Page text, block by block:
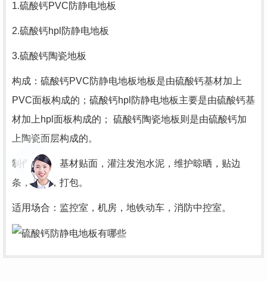
1.硫酸钙PVC防静电地板
2.硫酸钙hpl防静电地板
3.硫酸钙陶瓷地板
构成：硫酸钙PVC防静电地板地板是由硫酸钙基材加上
PVC面板构成的；硫酸钙hpl防静电地板主要是由硫酸钙基
材加上hpl面板构成的； 硫酸钙陶瓷地板则是由硫酸钙加
上陶瓷面层构成的。
制作工艺：基材贴面，灌注发泡水泥，维护晾晒，贴边
条，检查，打包。
适用场合：监控室，机房，地铁动车，消防中控室。